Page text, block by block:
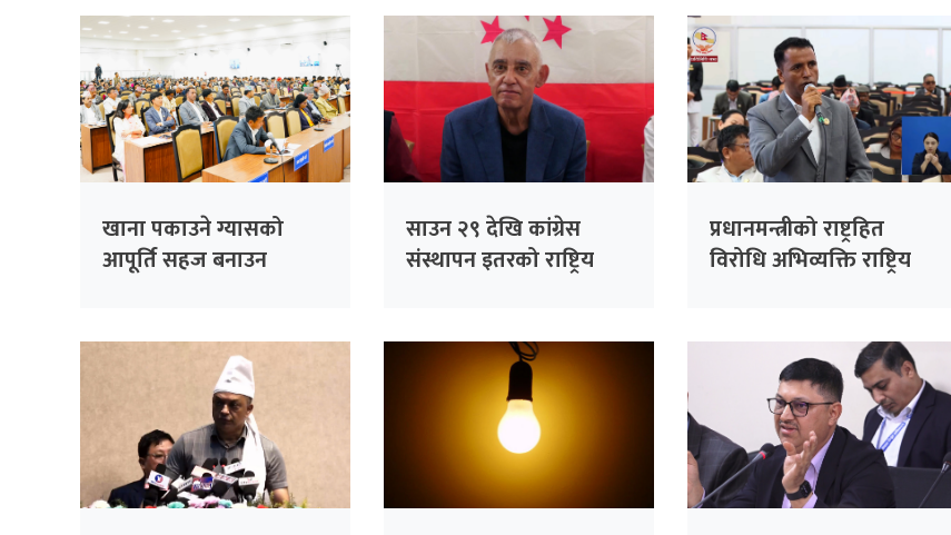
खाना पकाउने ग्यासको
आपूर्ति सहज बनाउन
साउन २९ देखि कांग्रेस
संस्थापन इतरको राष्ट्रिय
प्रधानमन्त्रीको राष्ट्रहित
विरोधि अभिव्यक्ति राष्ट्रिय